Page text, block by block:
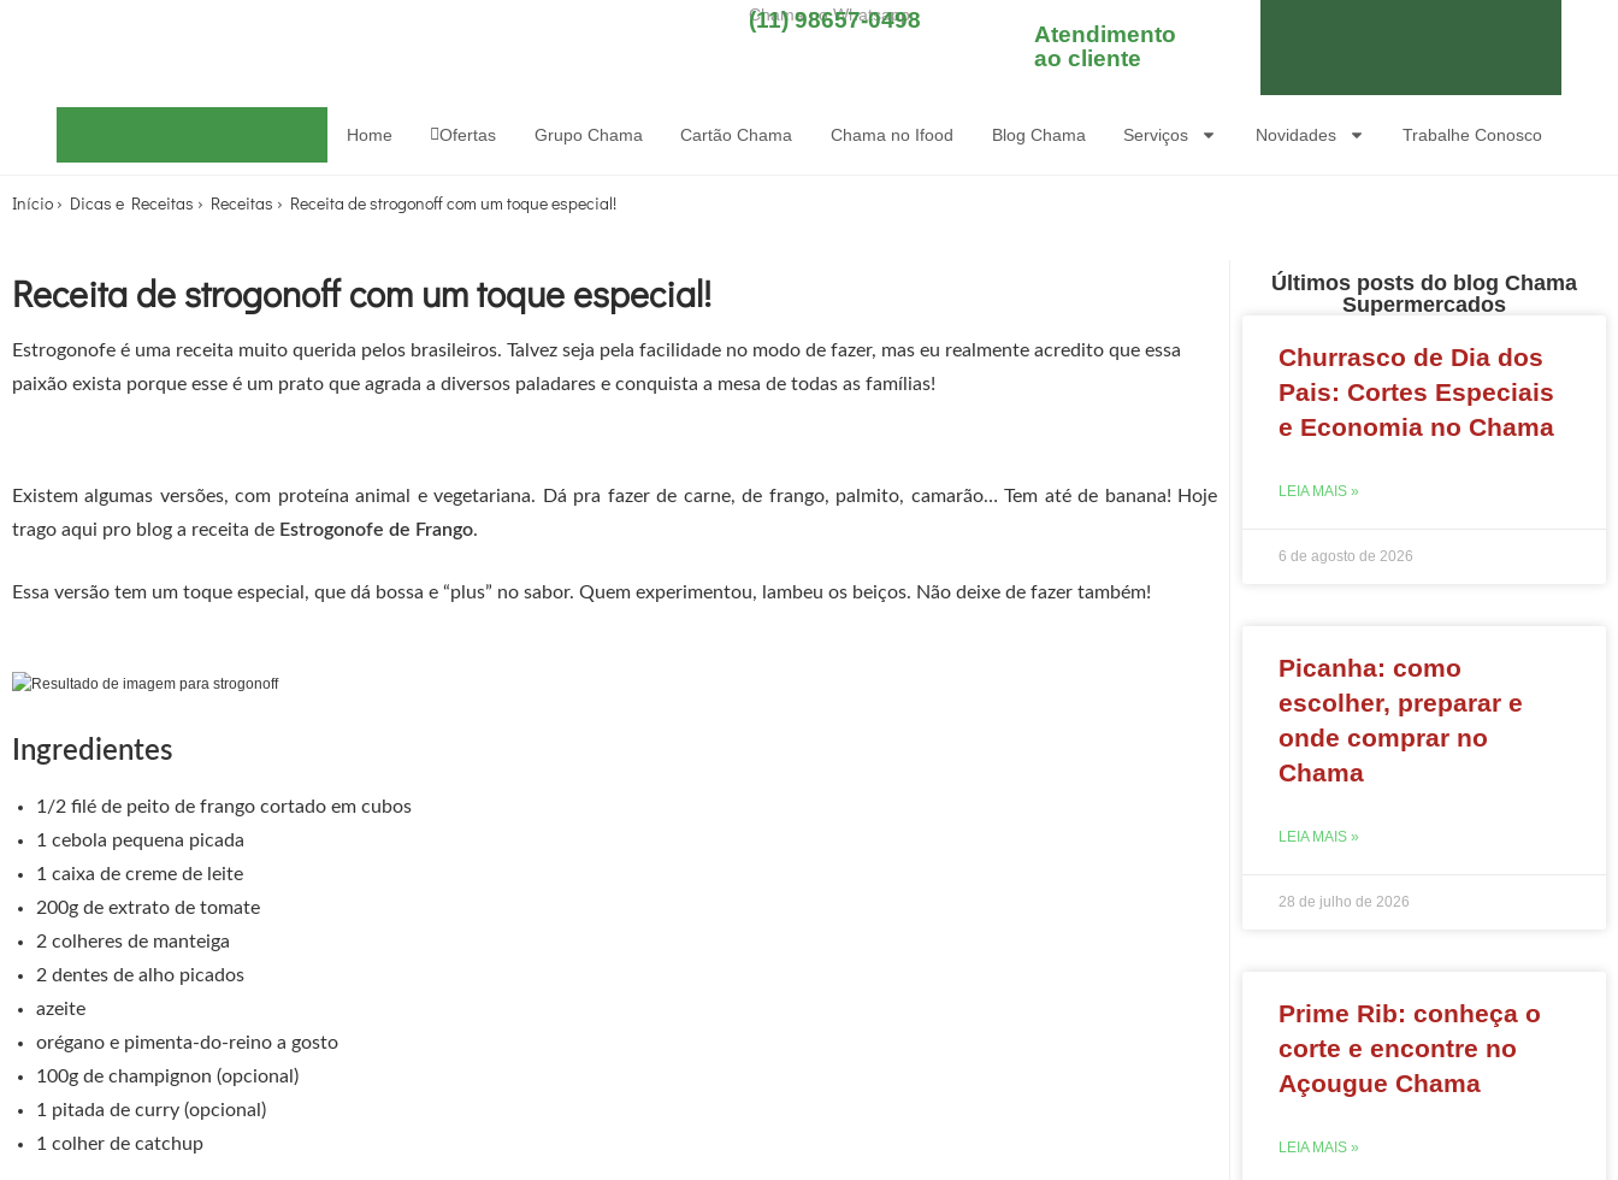
Chama no Whatsapp
(11) 98657-0498
Atendimento
ao cliente
Home Ofertas Grupo Chama Cartão Chama Chama no Ifood Blog Chama Serviços Novidades Trabalhe Conosco
Início › Dicas e Receitas › Receitas › Receita de strogonoff com um toque especial!
Receita de strogonoff com um toque especial!
Estrogonofe é uma receita muito querida pelos brasileiros. Talvez seja pela facilidade no modo de fazer, mas eu realmente acredito que essa
paixão exista porque esse é um prato que agrada a diversos paladares e conquista a mesa de todas as famílias!
Existem algumas versões, com proteína animal e vegetariana. Dá pra fazer de carne, de frango, palmito, camarão… Tem até de banana! Hoje
trago aqui pro blog a receita de Estrogonofe de Frango.
Essa versão tem um toque especial, que dá bossa e “plus” no sabor. Quem experimentou, lambeu os beiços. Não deixe de fazer também!
Ingredientes
1/2 filé de peito de frango cortado em cubos
1 cebola pequena picada
1 caixa de creme de leite
200g de extrato de tomate
2 colheres de manteiga
2 dentes de alho picados
azeite
orégano e pimenta-do-reino a gosto
100g de champignon (opcional)
1 pitada de curry (opcional)
1 colher de catchup
Últimos posts do blog Chama
Supermercados
Churrasco de Dia dos
Pais: Cortes Especiais
e Economia no Chama
LEIA MAIS »
6 de agosto de 2026
Picanha: como
escolher, preparar e
onde comprar no
Chama
LEIA MAIS »
28 de julho de 2026
Prime Rib: conheça o
corte e encontre no
Açougue Chama
LEIA MAIS »